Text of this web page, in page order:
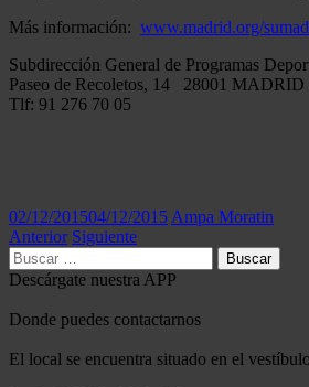
Más información: www.madrid.org/
Subdirección General de Programas
Paseo de Recoletos, 14 28001 MADRID
Tlf: 91 276 70 05
02/12/201504/12/2015 Ampa Moratin
Anterior Siguiente
Buscar:
Descárgate nuestra APP
Donde puedes contactarnos
El local se encuentra situado en el